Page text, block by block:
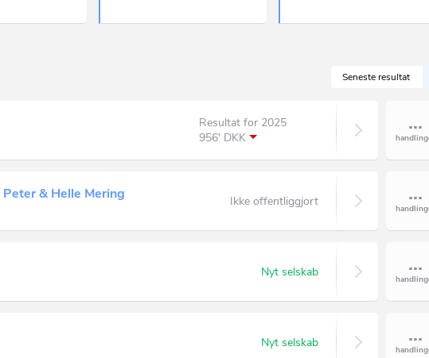
Seneste resultat
Resultat for 2025
956' DKK
& Helle Mering Ikke offentliggjort
Nyt selskab
Nyt selskab